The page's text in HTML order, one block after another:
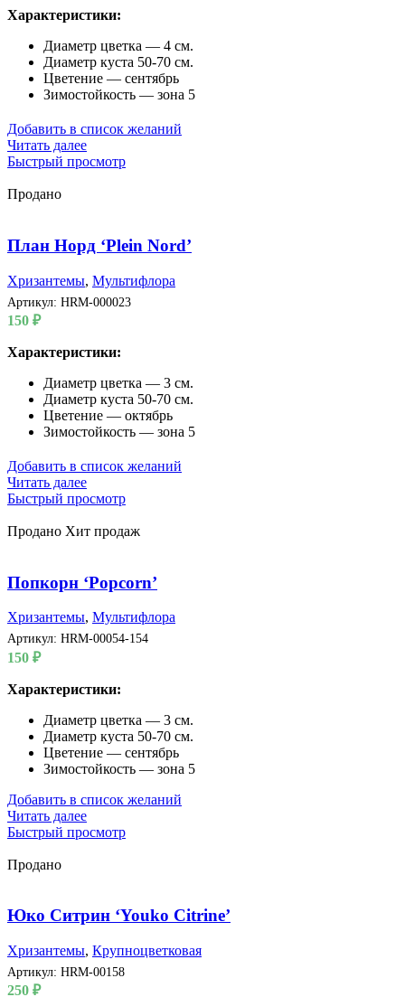
Характеристики:
Диаметр цветка — 4 см.
Диаметр куста 50-70 см.
Цветение — сентябрь
Зимостойкость — зона 5
Добавить в список желаний
Читать далее
Быстрый просмотр
Продано
План Норд ‘Plein Nord’
Хризантемы, Мультифлора
Артикул: HRM-000023
150 ₽
Характеристики:
Диаметр цветка — 3 см.
Диаметр куста 50-70 см.
Цветение — октябрь
Зимостойкость — зона 5
Добавить в список желаний
Читать далее
Быстрый просмотр
Продано Хит продаж
Попкорн ‘Popcorn’
Хризантемы, Мультифлора
Артикул: HRM-00054-154
150 ₽
Характеристики:
Диаметр цветка — 3 см.
Диаметр куста 50-70 см.
Цветение — сентябрь
Зимостойкость — зона 5
Добавить в список желаний
Читать далее
Быстрый просмотр
Продано
Юко Ситрин ‘Youko Citrine’
Хризантемы, Крупноцветковая
Артикул: HRM-00158
250 ₽